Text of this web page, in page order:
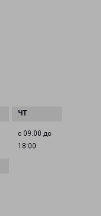
с 09:00 до
18:00